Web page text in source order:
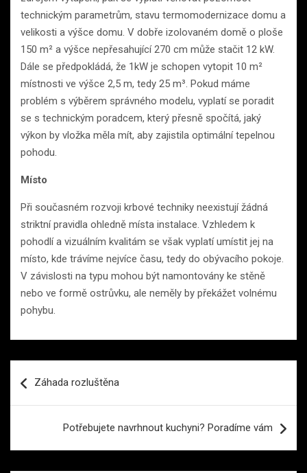
technickým parametrům, stavu termomodernizace domu a
velikosti a výšce domu. V dobře izolovaném domě o ploše
150 m² a výšce nepřesahující 270 cm může stačit 12 kW.
Dále se předpokládá, že 1kW je schopen vytopit 10 m²
místnosti ve výšce 2,5 m, tedy 25 m³. Pokud máme
problém s výběrem správného modelu, vyplatí se poradit
se s technickým poradcem, který přesně spočítá, jaký
výkon by vložka měla mít, aby zajistila optimální tepelnou
pohodu.
Místo
Při současném rozvoji krbové techniky neexistují žádná
striktní pravidla ohledně místa instalace. Vzhledem k
pohodlí a vizuálním kvalitám se však vyplatí umístit jej na
místo, kde trávíme nejvíce času, tedy do obývacího pokoje.
V závislosti na typu mohou být namontovány ke stěně
nebo ve formě ostrůvku, ale neměly by překážet volnému
pohybu.
proZáhada rozluštěna
Potřebujete navrhnout kuchyni? Poradíme vám